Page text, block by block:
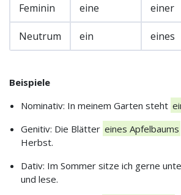
Feminin eine einer
Neutrum ein eines
Beispiele
Nominativ: In meinem Garten steht
Genitiv: Die Blätter eines Apfelbaums
Herbst.
Dativ: Im Sommer sitze ich gerne
und lese.